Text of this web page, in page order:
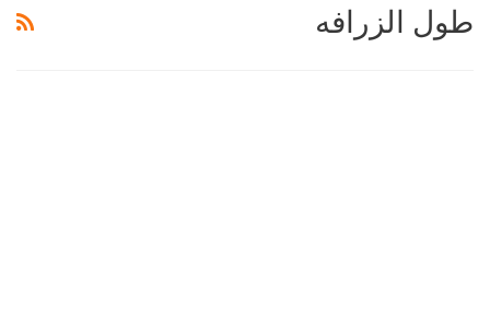
طول الزرافه